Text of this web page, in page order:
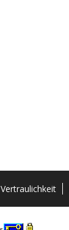
Vertraulichkeit